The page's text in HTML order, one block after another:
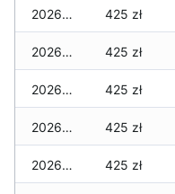
2026-06-12 425 zł
2026-06-11 425 zł
2026-06-10 425 zł
2026-06-09 425 zł
2026-06-07 425 zł